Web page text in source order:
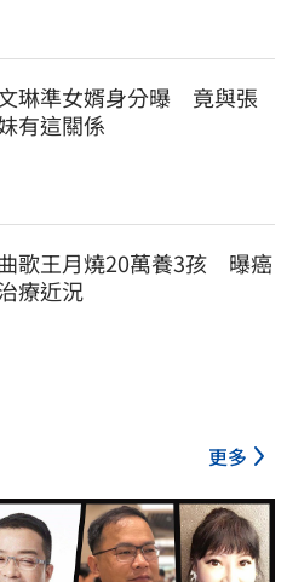
琳準女婿身分曝　竟與張
有這關係
歌王月燒20萬養3孩　曝癌
療近況
更多